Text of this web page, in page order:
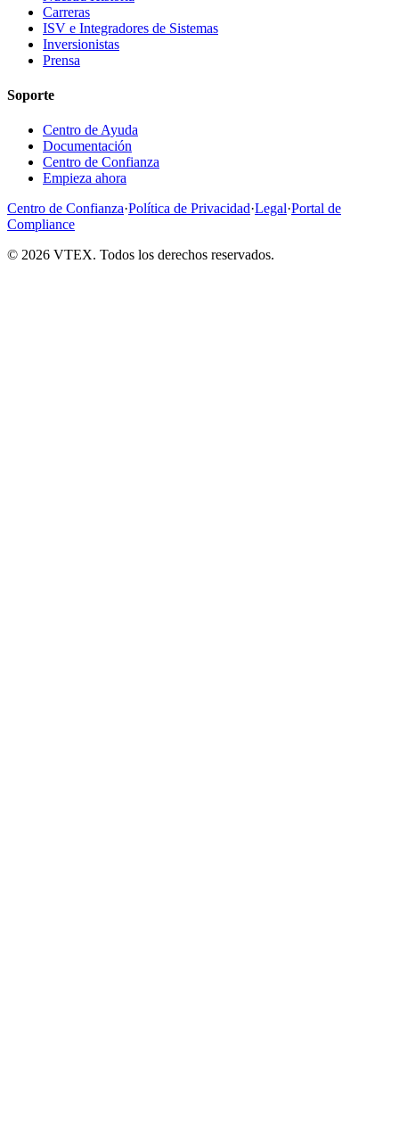
Carreras
ISV e Integradores de Sistemas
Inversionistas
Prensa
Soporte
Centro de Ayuda
Documentación
Centro de Confianza
Empieza ahora
Centro de Confianza·Política de Privacidad·Legal·Portal de
Compliance
© 2026 VTEX. Todos los derechos reservados.